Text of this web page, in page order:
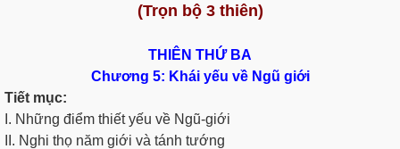
(Trọn bộ 3 thiên)
THIÊN THỨ BA
Chương 5: Khái yếu về Ngũ giới
Tiết mục:
I. Những điểm thiết yếu về Ngũ-giới
II. Nghi thọ năm giới và tánh tướng